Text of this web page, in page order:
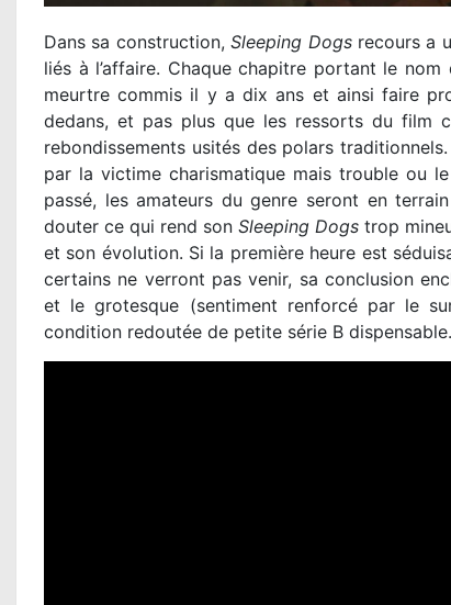
Dans sa construction,Sleeping Dogsrecours a
liés à l’affaire. Chaque chapitre portant le
meurtre commis il y a dix ans et ainsi faire
dedans, et pas plus que les ressorts du film
rebondissements usités des polars
par la victime charismatique mais trouble ou
passé, les amateurs du genre seront en
douter ce qui rend son Sleeping Dogs trop
et son évolution. Si la première heure est
certains ne verront pas venir, sa conclusion
et le grotesque (sentiment renforcé par le
condition redoutée de petite série B